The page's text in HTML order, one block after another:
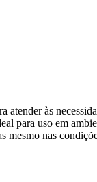
às
para uso em
nas